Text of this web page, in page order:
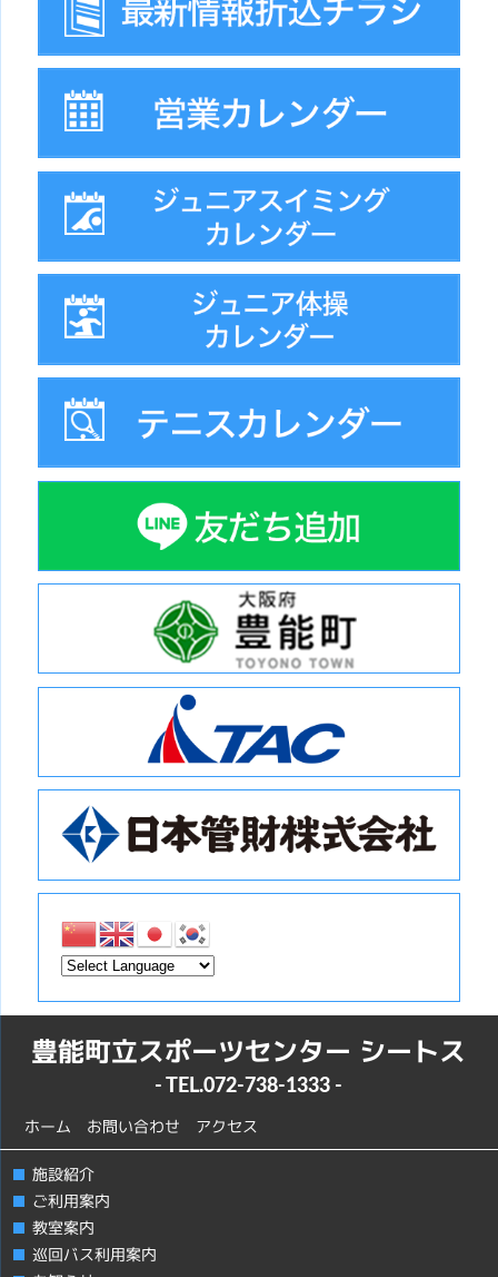
豊能町立スポーツセンター シートス
- TEL.072-738-1333 -
ホーム お問い合わせ アクセス
施設紹介
ご利用案内
教室案内
巡回バス利用案内